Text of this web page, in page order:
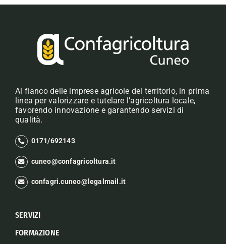
Al fianco delle imprese agricole del territorio, in prima
linea per valorizzare e tutelare l’agricoltura locale,
favorendo innovazione e garantendo servizi di
qualità.
0171/692143
cuneo@confagricoltura.it
confagri.cuneo@legalmail.it
SERVIZI
FORMAZIONE